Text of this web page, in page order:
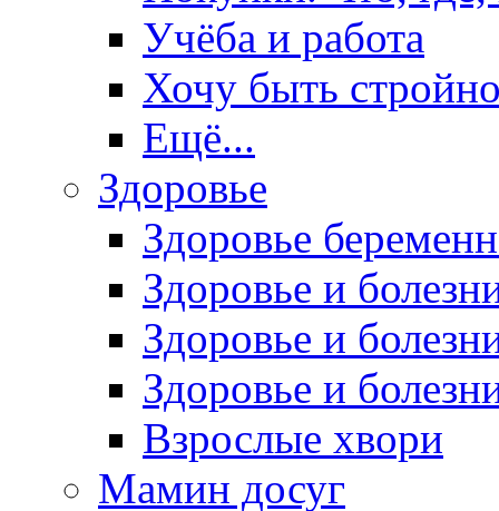
Учёба и работа
Хочу быть
Ещё...
Здоровье
Здоровье
Здоровье и
Здоровье и
Здоровье и
Взрослые хвори
Мамин досуг